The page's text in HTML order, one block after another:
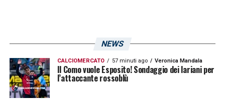
NEWS
CALCIOMERCATO 57 minuti ago Veronica Mandala
Il Como vuole Esposito! Sondaggio dei lariani per
l’attaccante rossoblù